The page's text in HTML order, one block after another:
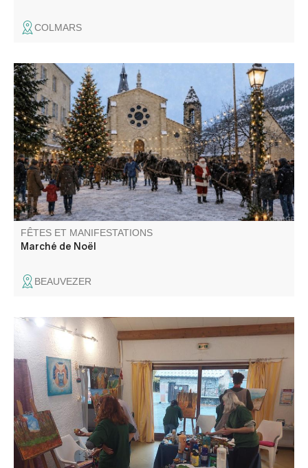
COLMARS
Artisanat, produits du terroir, idées cadeaux, boissons
chaudes et gourmandises, animations. Venez découvrir le
marché de Noël organisé par la mairie et les nombreux
stands présentés par les artisans et les associations de la
vallée..
FÊTES ET MANIFESTATIONS
Marché de Noël
BEAUVEZER
Atelier créatif pour adultes et enfants accompagnés.
Expérimenter sa créativité sous différentes formes, outils
et thèmes, chaque séance est une surprise !